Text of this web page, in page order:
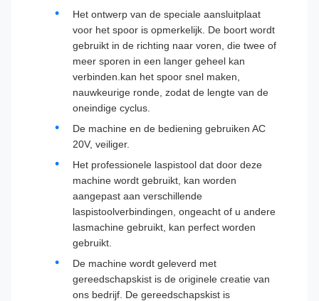
Het ontwerp van de speciale aansluitplaat
voor het spoor is opmerkelijk. De boort wordt
gebruikt in de richting naar voren, die twee of
meer sporen in een langer geheel kan
verbinden.kan het spoor snel maken,
nauwkeurige ronde, zodat de lengte van de
oneindige cyclus.
De machine en de bediening gebruiken AC
20V, veiliger.
Het professionele laspistool dat door deze
machine wordt gebruikt, kan worden
aangepast aan verschillende
laspistoolverbindingen, ongeacht of u andere
lasmachine gebruikt, kan perfect worden
gebruikt.
De machine wordt geleverd met
gereedschapskist is de originele creatie van
ons bedrijf. De gereedschapskist is